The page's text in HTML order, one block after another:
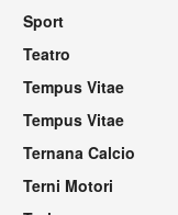
Sport
Teatro
Tempus Vitae
Tempus Vitae
Ternana Calcio
Terni Motori